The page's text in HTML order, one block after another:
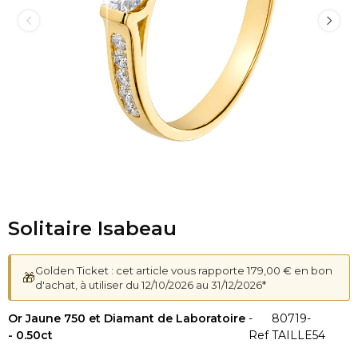
Solitaire Isabeau
🎁Golden Ticket : cet article vous rapporte 179,00 € en bon
d'achat, à utiliser du 12/10/2026 au 31/12/2026*
Or Jaune 750 et Diamant de Laboratoire
- 0.50ct
-
Ref
80719-
TAILLE54